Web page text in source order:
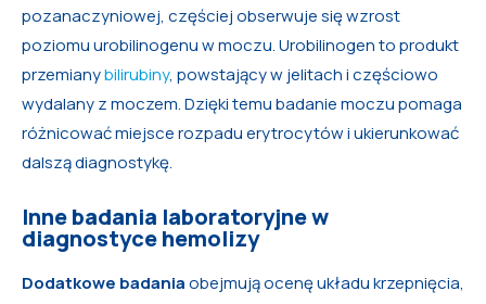
pozanaczyniowej, częściej obserwuje się wzrost
poziomu urobilinogenu w moczu. Urobilinogen to produkt
przemianybilirubiny, powstający w jelitach i częściowo
wydalany z moczem. Dzięki temu badanie moczu pomaga
różnicować miejsce rozpadu erytrocytów i ukierunkować
dalszą diagnostykę.
Inne badania laboratoryjne w
diagnostyce hemolizy
Dodatkowe badaniaobejmują ocenę układu krzepnięcia,